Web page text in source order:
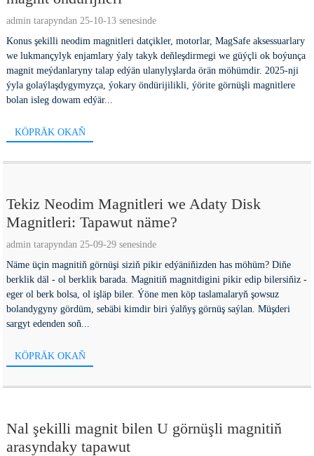
admin tarapyndan 25-10-13 senesinde
Konus şekilli neodim magnitleri datçikler, motorlar, MagSafe aksessuarlary
we lukmançylyk enjamlary ýaly takyk deňleşdirmegi we güýçli ok boýunça
magnit meýdanlaryny talap edýän ulanylyşlarda örän möhümdir. 2025-nji
ýyla golaýlaşdygymyzça, ýokary öndürijilikli, ýörite görnüşli magnitlere
bolan isleg dowam edýär...
KÖPRÄK OKAŇ
Tekiz Neodim Magnitleri we Adaty Disk
Magnitleri: Tapawut näme?
admin tarapyndan 25-09-29 senesinde
Näme üçin magnitiň görnüşi siziň pikir edýäniňizden has möhüm? Diňe
berklik däl - ol berklik barada. Magnitiň magnitdigini pikir edip bilersiňiz -
eger ol berk bolsa, ol işläp biler. Ýöne men köp taslamalaryň şowsuz
bolandygyny gördüm, sebäbi kimdir biri ýalňyş görnüş saýlan. Müşderi
sargyt edenden soň...
KÖPRÄK OKAŇ
Nal şekilli magnit bilen U görnüşli magnitiň
arasyndaky tapawut